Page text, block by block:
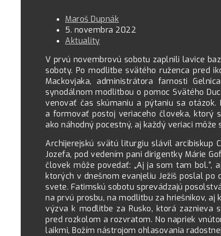
Maroš Dupnák
5. novembra 2022
Aktuality
V prvú novembrovú sobotu zaplnili lavice
soboty. Po modlitbe svätého ruženca pred
Mackovjaka, administrátora farnosti
synodálnom modlitbou o pomoc Svätého
venovať čas skúmaniu a pýtaniu sa
a formovať postoj veriaceho človeka, ktorý
ako náhodný pocestný, aj každý veriaci
Archijerejskú svätú liturgiu slávil arcibiskup
Jozefa, pod vedením pani dirigentky Márie
človek môže povedať: „Aj ja som tam
ktorých v dnešnom evanjeliu Ježiš poslal
svete. Fatimskú sobotu sprevádzajú
na prvú prosbu, na modlitbu za hriešnikov,
výzva k modlitbe za Rusko, ktorá zaznieva
pred rozkolom a rozvratom. No napriek
laikmi, Božím nástrojom ohlasovania